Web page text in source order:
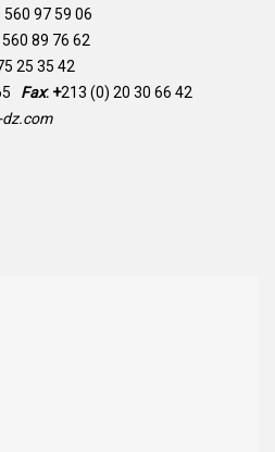
560 97 59 06
89 76 62
25 35 42
Fax: +213 (0) 20 30 66 42